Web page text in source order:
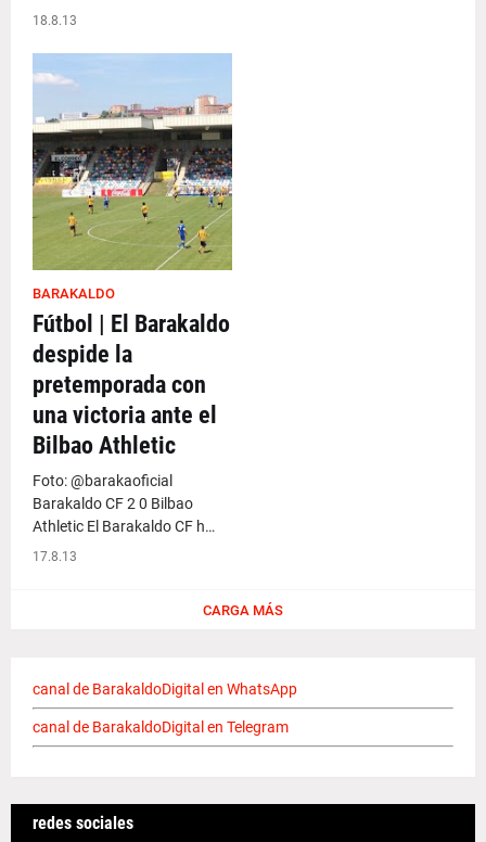
18.8.13
BARAKALDO
Fútbol | El Barakaldo
despide la
pretemporada con
una victoria ante el
Bilbao Athletic
Foto: @barakaoficial
Barakaldo CF 2 0 Bilbao
Athletic El Barakaldo CF h…
17.8.13
CARGA MÁS
canal de BarakaldoDigital en WhatsApp
canal de BarakaldoDigital en Telegram
redes sociales